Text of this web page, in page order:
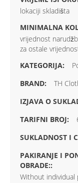
lokaciji skladišta
vrijednost
za ostale
TH
Without individual